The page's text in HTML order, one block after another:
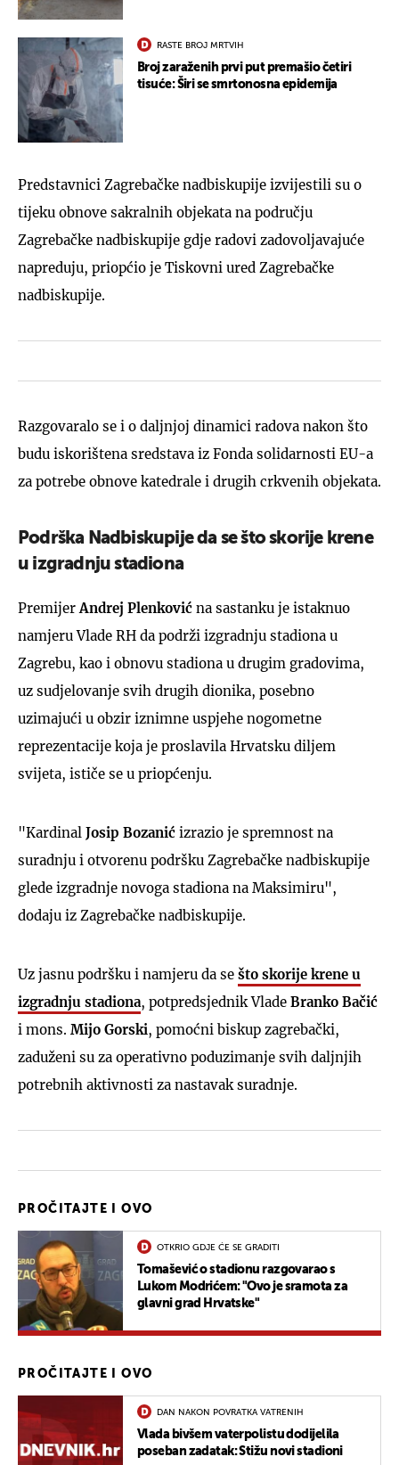
RASTE BROJ MRTVIH
Broj zaraženih prvi put premašio četiri
tisuće: Širi se smrtonosna epidemija
Predstavnici Zagrebačke nadbiskupije izvijestili su o
tijeku obnove sakralnih objekata na području
Zagrebačke nadbiskupije gdje radovi zadovoljavajuće
napreduju, priopćio je Tiskovni ured Zagrebačke
nadbiskupije.
Razgovaralo se i o daljnjoj dinamici radova nakon što
budu iskorištena sredstava iz Fonda solidarnosti EU-a
za potrebe obnove katedrale i drugih crkvenih objekata.
Podrška Nadbiskupije da se što skorije krene
u izgradnju stadiona
Premijer Andrej Plenković na sastanku je istaknuo
namjeru Vlade RH da podrži izgradnju stadiona u
Zagrebu, kao i obnovu stadiona u drugim gradovima,
uz sudjelovanje svih drugih dionika, posebno
uzimajući u obzir iznimne uspjehe nogometne
reprezentacije koja je proslavila Hrvatsku diljem
svijeta, ističe se u priopćenju.
"Kardinal Josip Bozanić izrazio je spremnost na
suradnju i otvorenu podršku Zagrebačke nadbiskupije
glede izgradnje novoga stadiona na Maksimiru",
dodaju iz Zagrebačke nadbiskupije.
Uz jasnu podršku i namjeru da se što skorije krene u
izgradnju stadiona, potpredsjednik Vlade Branko Bačić
i mons. Mijo Gorski, pomoćni biskup zagrebački,
zaduženi su za operativno poduzimanje svih daljnjih
potrebnih aktivnosti za nastavak suradnje.
PROČITAJTE I OVO
OTKRIO GDJE ĆE SE GRADITI
Tomašević o stadionu razgovarao s
Lukom Modrićem: "Ovo je sramota za
glavni grad Hrvatske"
PROČITAJTE I OVO
DAN NAKON POVRATKA VATRENIH
Vlada bivšem vaterpolistu dodijelila
poseban zadatak: Stižu novi stadioni